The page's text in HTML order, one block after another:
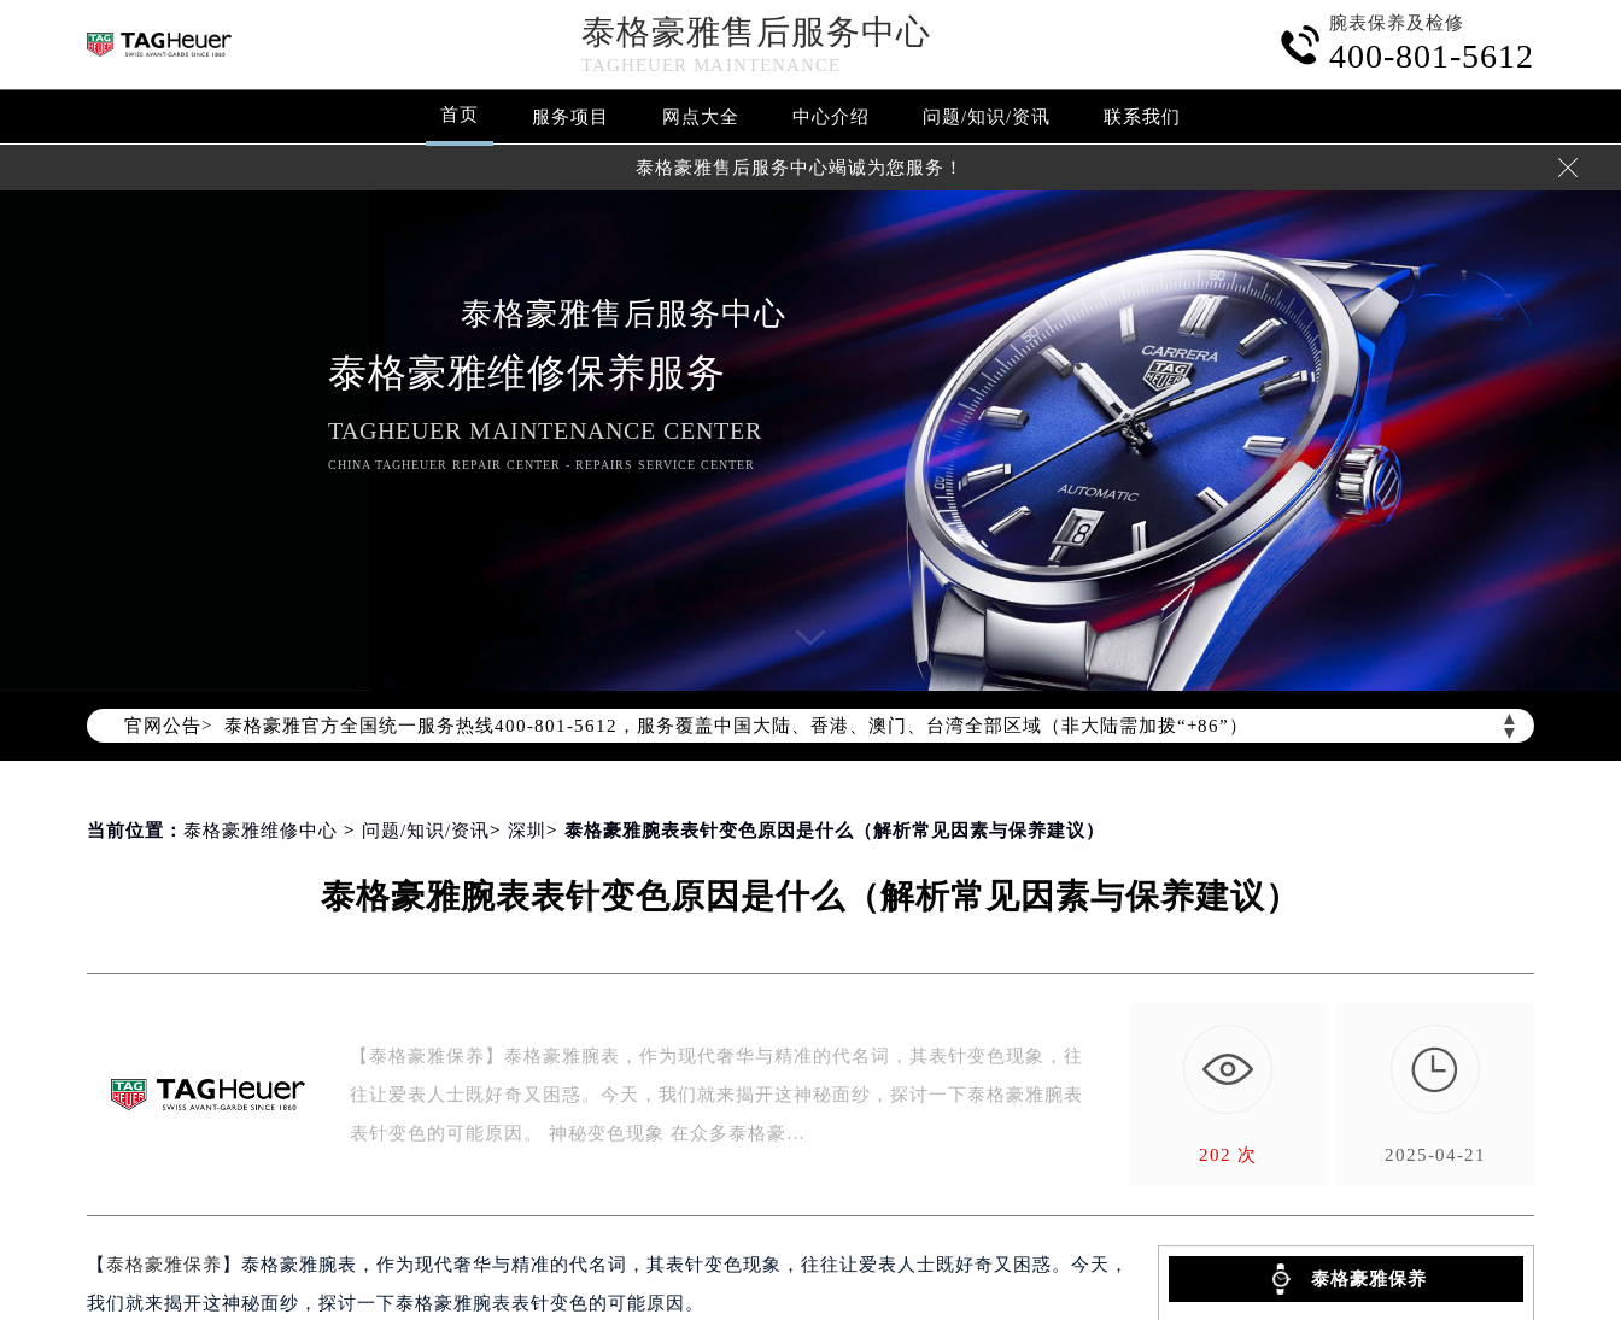
泰格豪雅售后服务中心
TAGHEUER MAINTENANCE

腕表保养及检修
400-801-5612
首页 服务项目 网点大全 中心介绍 问题/知识/资讯 联系我们
泰格豪雅售后服务中心竭诚为您服务！ 
泰格豪雅售后服务中心
泰格豪雅维修保养服务
TAGHEUER MAINTENANCE CENTER
CHINA TAGHEUER REPAIR CENTER - REPAIRS SERVICE CENTER
官网公告> ▲
▼
2026年8月泰格豪雅中国区售后服务网络优化升级公告
2026年8月泰格豪雅全国官方售后客户服务热线：400-801-5612
泰格豪雅官方全国统一服务热线400-801-5612，服务覆盖中国大陆、香港、澳门、台湾全部区域（非大陆需加拨“+86”）
2026年8月泰格豪雅售后服务中心最新网点地址：
北京市东城区东长安街1号东方广场写字楼W3座6层602室（需提前预约）
上海市徐汇区虹桥路3号港汇中心写字楼2座37层3705室（需提前预约）
扬州市邗江区国展路29号星耀天地写字楼1号楼18层1803室（需提前预约）
盐城市盐都区世纪大道5号盐城金融城写字楼1号楼16层1604室（需提前预约）
泰州市海陵区永定东路399号置地商务中心东塔写字楼（华润万象城）17层1706室（需提前预约）
绍兴市越城区胜利东路379号世茂天际中心写字楼8层805室（需提前预约）
嘉兴市南湖区广益路705号嘉兴世界贸易中心写字楼A座13层1304室（需提前预约）
当前位置： 泰格豪雅维修中心 > 问题/知识/资讯> 深圳 > 泰格豪雅腕表表针变色原因是什么（解析常见因素与保养建议）
泰格豪雅腕表表针变色原因是什么（解析常见因素与保养建议）
【泰格豪雅保养】泰格豪雅腕表，作为现代奢华与精准的代名词，其表针变色现象，往
往让爱表人士既好奇又困惑。今天，我们就来揭开这神秘面纱，探讨一下泰格豪雅腕表
表针变色的可能原因。 神秘变色现象 在众多泰格豪…
202 次

2025-04-21
【 泰格豪雅保养 】泰格豪雅腕表，作为现代奢华与精准的代名词，其表针变色现象，往往让爱表人士既好奇又困惑。今天，
我们就来揭开这神秘面纱，探讨一下泰格豪雅腕表表针变色的可能原因。
泰格豪雅保养